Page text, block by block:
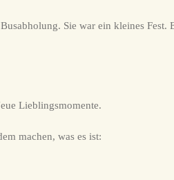
Sie war ein kleines
Lieblingsmomente.
machen, was es ist: